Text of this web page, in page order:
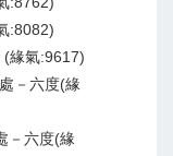
:8082)
緣氣:9617)
－六度(緣
－六度(緣